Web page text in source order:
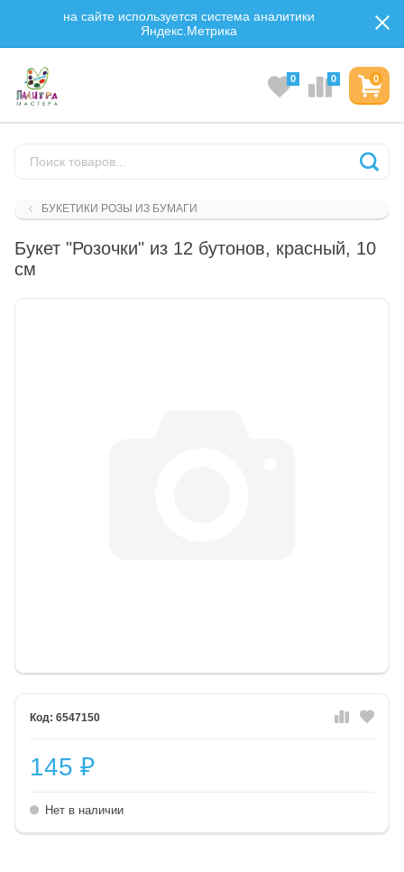
на сайте используется система аналитики
Яндекс.Метрика
0
0 0
БУКЕТИКИ РОЗЫ ИЗ БУМАГИ
Букет "Розочки" из 12 бутонов, красный, 10
см
6547150
145 ₽
Нет в наличии